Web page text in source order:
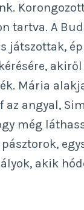
tartva. A
játszottak,
akiről
Mária
az angyal,
még
akik